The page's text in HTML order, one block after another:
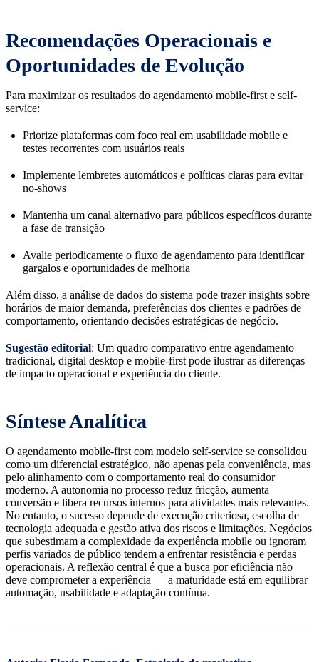
Recomendações Operacionais e
Oportunidades de Evolução
Para maximizar os resultados do agendamento mobile-first e self-
service:
Priorize plataformas com foco real em usabilidade mobile e
testes recorrentes com usuários reais
Implemente lembretes automáticos e políticas claras para evitar
no-shows
Mantenha um canal alternativo para públicos específicos durante
a fase de transição
Avalie periodicamente o fluxo de agendamento para identificar
gargalos e oportunidades de melhoria
Além disso, a análise de dados do sistema pode trazer insights sobre
horários de maior demanda, preferências dos clientes e padrões de
comportamento, orientando decisões estratégicas de negócio.
Sugestão editorial: Um quadro comparativo entre agendamento
tradicional, digital desktop e mobile-first pode ilustrar as diferenças
de impacto operacional e experiência do cliente.
Síntese Analítica
O agendamento mobile-first com modelo self-service se consolidou
como um diferencial estratégico, não apenas pela conveniência, mas
pelo alinhamento com o comportamento real do consumidor
moderno. A autonomia no processo reduz fricção, aumenta
conversão e libera recursos internos para atividades mais relevantes.
No entanto, o sucesso depende de execução criteriosa, escolha de
tecnologia adequada e gestão ativa dos riscos e limitações. Negócios
que subestimam a complexidade da experiência mobile ou ignoram
perfis variados de público tendem a enfrentar resistência e perdas
operacionais. A reflexão central é que a busca por eficiência não
deve comprometer a experiência — a maturidade está em equilibrar
automação, usabilidade e adaptação contínua.